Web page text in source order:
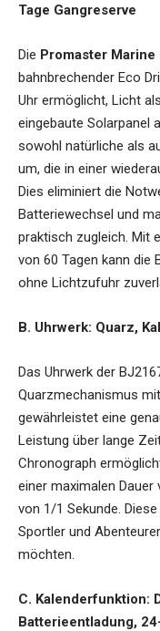
Tage Gangreserve
Die Promaster Marine
bahnbrechender Eco
Uhr ermöglicht, Licht
eingebaute Solarpanel
sowohl natürliche als
um, die in einer
Dies eliminiert die
Batteriewechsel und
praktisch zugleich. Mit
von 60 Tagen kann die
ohne Lichtzufuhr
B. Uhrwerk: Quarz,
Das Uhrwerk der
Quarzmechanismus
gewährleistet eine
Leistung über lange
Chronograph
einer maximalen Dauer
von 1/1 Sekunde.
Sportler und
möchten.
C. Kalenderfunktion:
Batterieentladung,